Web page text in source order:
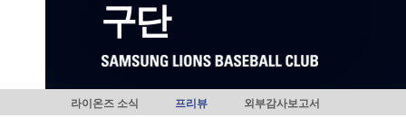
구단
라이온즈 소식 프리뷰 외부감사보고서